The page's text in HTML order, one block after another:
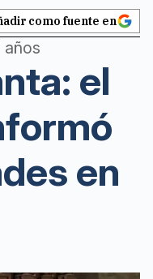
como fuente en
años
el
en